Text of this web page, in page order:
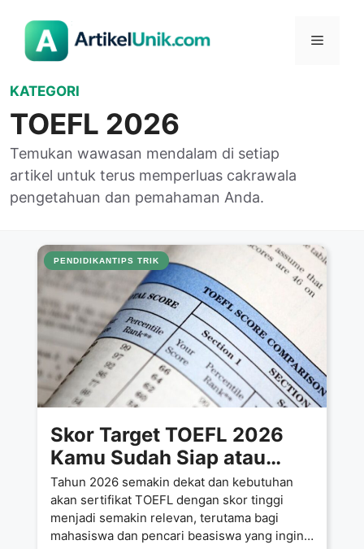
Menu
KATEGORI
TOEFL 2026
Temukan wawasan mendalam di setiap
artikel untuk terus memperluas cakrawala
pengetahuan dan pemahaman Anda.
PENDIDIKANTIPS TRIK
Skor Target TOEFL 2026
Kamu Sudah Siap atau
Masih Sekadar Wacana
Tahun 2026 semakin dekat dan kebutuhan
akan sertifikat TOEFL dengan skor tinggi
menjadi semakin relevan, terutama bagi
mahasiswa dan pencari beasiswa yang ingin